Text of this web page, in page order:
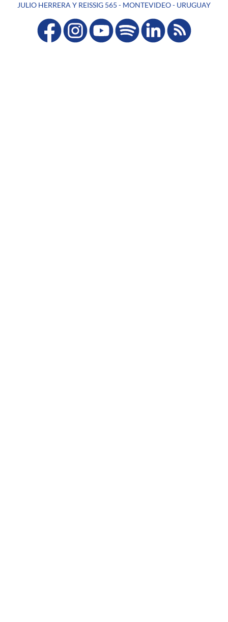
JULIO HERRERA Y REISSIG 565 - MONTEVIDEO - URUGUAY